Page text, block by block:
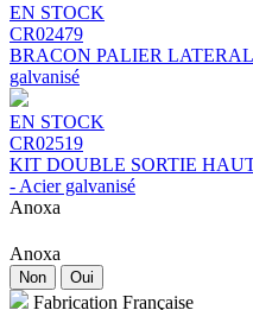
EN STOCK
CR02479
BRACON PALIER LATERAL
galvanisé
EN STOCK
CR02519
KIT DOUBLE SORTIE
- Acier galvanisé
Anoxa
Anoxa
Non Oui
Fabrication Française